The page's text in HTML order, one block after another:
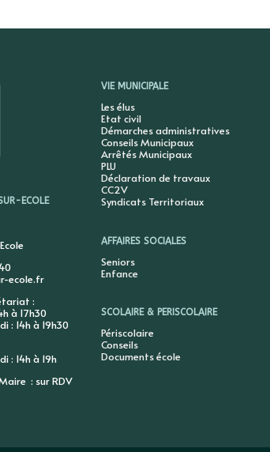
ECOLE
ecole.fr
:
à 17h30
: 14h à 19h30
: 14h à 19h
: sur RDV
VIE MUNICIPALE
Les élus
Etat civil
Démarches administratives
Conseils Municipaux
Arrêtés Municipaux
PLU
Déclaration de travaux
CC2V
Syndicats Territoriaux
AFFAIRES SOCIALES
Seniors
Enfance
SCOLAIRE & PERISCOLAIRE
Périscolaire
Conseils
Documents école